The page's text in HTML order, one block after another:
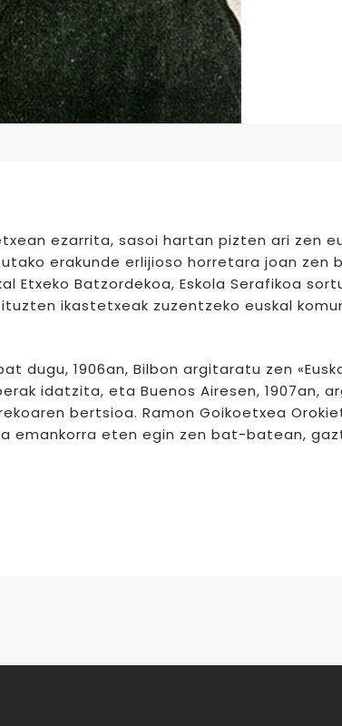
ezarrita, sasoi hartan pizten ari zen
erakunde erlijioso horretara joan zen
Etxeko Batzordekoa, Eskola Serafikoa
ikastetxeak zuzentzeko euskal
dugu, 1906an, Bilbon argitaratu zen
idatzita, eta Buenos Airesen, 1907an,
bertsioa. Ramon Goikoetxea
emankorra eten egin zen bat-batean,